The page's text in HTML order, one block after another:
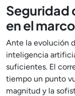
Seguridad
en el
Ante la evolución
inteligencia
suficientes. El
tiempo un punto
magnitud y la